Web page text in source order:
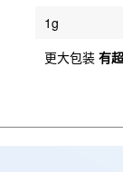
1g
更大包装 有